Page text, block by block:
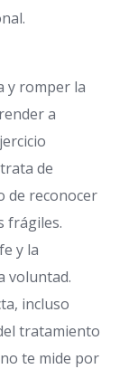
y romper la
a
de
de reconocer
frágiles.
y la
voluntad.
incluso
tratamiento
te mide por